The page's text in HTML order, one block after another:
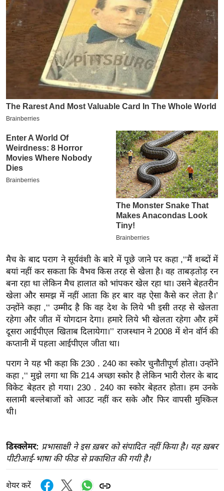
I
P
L
2
6
क्रा
इ
ई
-
पे
प
बे
मि
सा
ल
श
ख्सि
य
यं
ग
इं
डि
हि
त्य
मैच के बाद पराग ने सूर्यवंशी के बारे में पूछे जाने पर कहा ,‘‘मैं शब्दों में
बयां नहीं कर सकता कि वैभव किस तरह से खेला है। वह ताबड़तोड़ रन
बना रहा था लेकिन मैच हालात को भांपकर खेल रहा था। उसने बेहतरीन
खेला और समझ में नहीं आता कि हर बार वह ऐसा कैसे कर लेता है।’
उन्होंने कहा ,‘‘ उम्मीद है कि वह देश के लिये भी इसी तरह से खेलता
रहेगा और जीत में योगदान देगा। हमारे लिये भी खेलता रहेगा और हमें
दूसरा आईपीएल खिताब दिलायेगा।’’ राजस्थान ने 2008 में शेन वॉर्न की
कप्तानी में पहला आईपीएल जीता था।
पराग ने यह भी कहा कि 230 . 240 का स्कोर चुनौतीपूर्ण होता। उन्होंने
कहा ,‘‘ मुझे लगा था कि 214 अच्छा स्कोर है लेकिन भारी रोलर के बाद
विकेट बेहतर हो गया। 230 . 240 का स्कोर बेहतर होता। हम उनके
सलामी बल्लेबाजों को आउट नहीं कर सके और फिर वापसी मुश्किल
थी।
डिस्क्लेमर: प्रभासाक्षी ने इस ख़बर को संपादित नहीं किया है। यह ख़बर
पीटीआई-भाषा की फीड से प्रकाशित की गयी है।
शेयर करें